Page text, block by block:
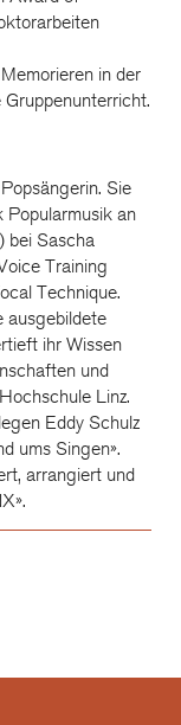
in der
Sie
Popularmusik an
bei Sascha
Training
Technique.
ausgebildete
ihr Wissen
und
Linz.
Eddy Schulz
ums Singen».
arrangiert und